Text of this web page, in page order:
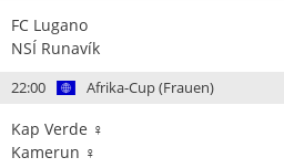
FC Lugano
NSÍ Runavík
22:00 Afrika-Cup (Frauen)
Kap Verde ♀
Kamerun ♀